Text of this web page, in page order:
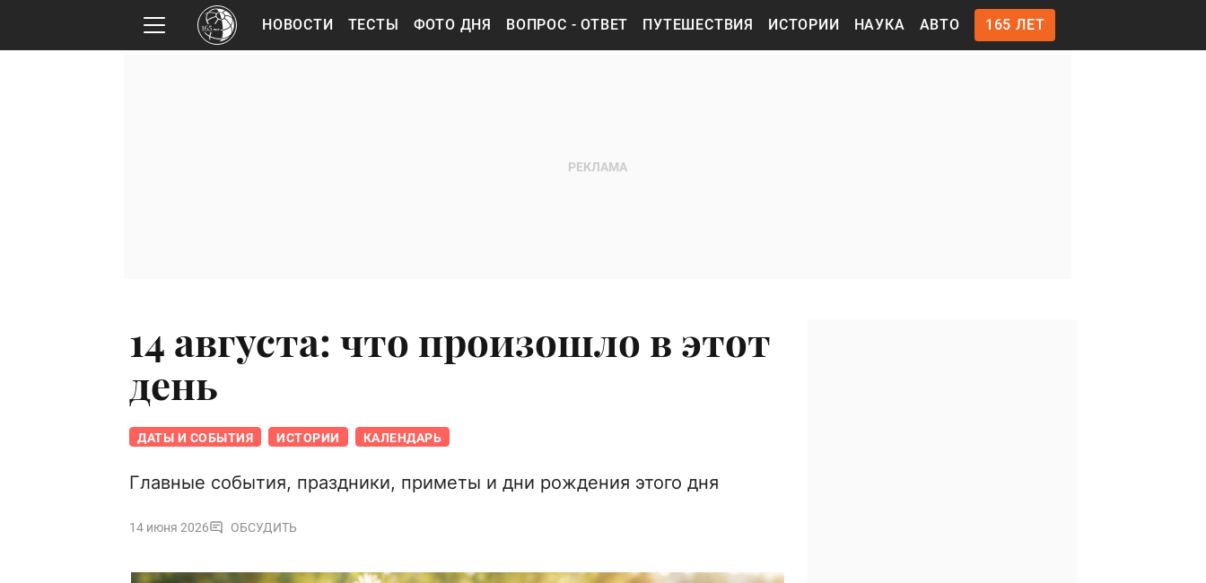
НОВОСТИ ТЕСТЫ ФОТО ДНЯ ВОПРОС - ОТВЕТ ПУТЕШЕСТВИЯ ИСТОРИИ НАУКА АВТО 165 ЛЕТ
14 августа: что произошло в этот
день
ДАТЫ И СОБЫТИЯ ИСТОРИИ КАЛЕНДАРЬ
Главные события, праздники, приметы и дни рождения этого дня
14 июня 2026 ОБСУДИТЬ